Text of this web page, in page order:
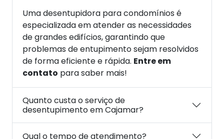
Uma desentupidora para condomínios é
especializada em atender as necessidades
de grandes edifícios, garantindo que
problemas de entupimento sejam resolvidos
de forma eficiente e rápida. Entre em
contato para saber mais!
Quanto custa o serviço de
desentupimento em Cajamar?
Qual o tempo de atendimento?